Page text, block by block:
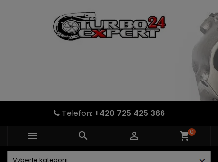
Telefon: +420 725 425 366
   shopping_cart0